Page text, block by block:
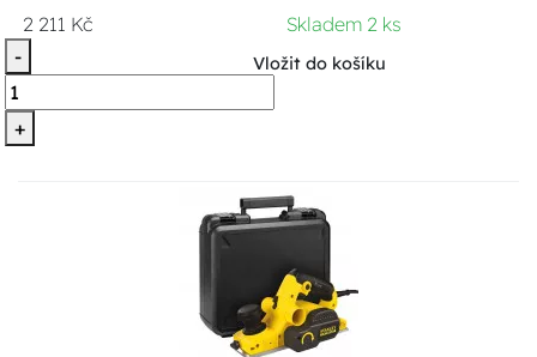
2 211 Kč
Skladem 2 ks
-
+
Vložit do košíku